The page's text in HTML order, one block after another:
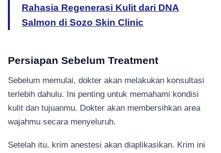
Rahasia Regenerasi Kulit dari DNA
Salmon di Sozo Skin Clinic
Persiapan Sebelum Treatment
Sebelum memulai, dokter akan melakukan konsultasi
terlebih dahulu. Ini penting untuk memahami kondisi
kulit dan tujuanmu. Dokter akan membersihkan area
wajahmu secara menyeluruh.
Setelah itu, krim anestesi akan diaplikasikan. Krim ini